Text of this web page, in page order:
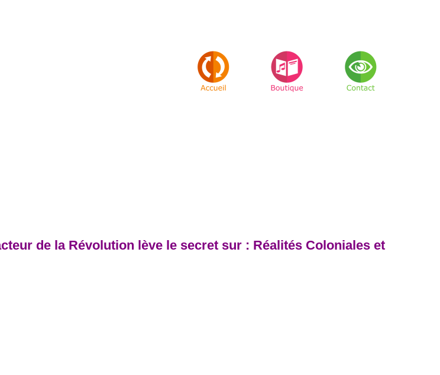
de la Révolution lève le secret sur : Réalités Coloniales et